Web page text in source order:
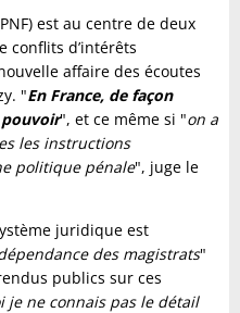
est au centre de deux
conflits d’intérêts
affaire des écoutes
"En France, de façon
pouvoir", et ce même si "on a
les instructions
politique pénale", juge le
juridique est
des magistrats"
publics sur ces
je ne connais pas le détail